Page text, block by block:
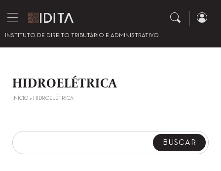
INSTITUTO DE DIREITO TRIBUTÁRIO E ADMINISTRATIVO
HIDROELÉTRICA
INÍCIO » HIDROELÉTRICA